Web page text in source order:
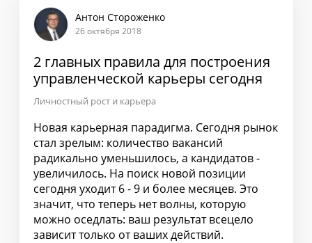
Антон Стороженко
26 октября 2018
2 главных правила для построения
управленческой карьеры сегодня
Личностный рост и карьера
Новая карьерная парадигма. Сегодня рынок
стал зрелым: количество вакансий
радикально уменьшилось, а кандидатов -
увеличилось. На поиск новой позиции
сегодня уходит 6 - 9 и более месяцев. Это
значит, что теперь нет волны, которую
можно оседлать: ваш результат всецело
зависит только от ваших действий.